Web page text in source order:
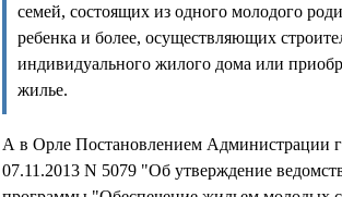
семей, состоящих из одного молодого
ребенка и более, осуществляющих
индивидуального жилого дома или
жилье.
А в Орле Постановлением Администрации
07.11.2013 N 5079 "Об утверждение